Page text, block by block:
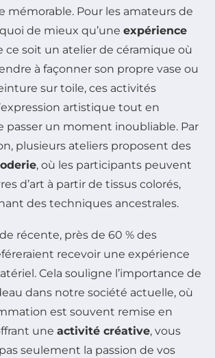
mémorable. Pour les amateurs de
de mieux qu’une expérience
ce soit un atelier de céramique où
à façonner son propre vase ou
sur toile, ces activités
artistique tout en
un moment inoubliable. Par
plusieurs ateliers proposent des
, où les participants peuvent
d’art à partir de tissus colorés,
des techniques ancestrales.
récente, près de 60 % des
recevoir une expérience
Cela souligne l’importance de
dans notre société actuelle, où
est souvent remise en
une activité créative, vous
seulement la passion de vos